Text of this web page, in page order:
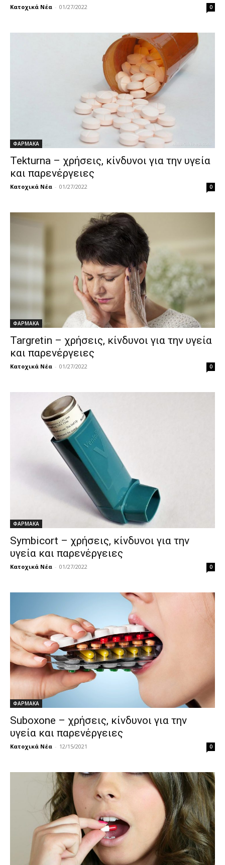
Κατοχικά Νέα - 01/27/2022 0
ΦΑΡΜΑΚΑ
Tekturna – χρήσεις, κίνδυνοι για την υγεία
και παρενέργειες
Κατοχικά Νέα - 01/27/2022 0
ΦΑΡΜΑΚΑ
Targretin – χρήσεις, κίνδυνοι για την υγεία
και παρενέργειες
Κατοχικά Νέα - 01/27/2022 0
ΦΑΡΜΑΚΑ
Symbicort – χρήσεις, κίνδυνοι για την
υγεία και παρενέργειες
Κατοχικά Νέα - 01/27/2022 0
ΦΑΡΜΑΚΑ
Suboxone – χρήσεις, κίνδυνοι για την
υγεία και παρενέργειες
Κατοχικά Νέα - 12/15/2021 0